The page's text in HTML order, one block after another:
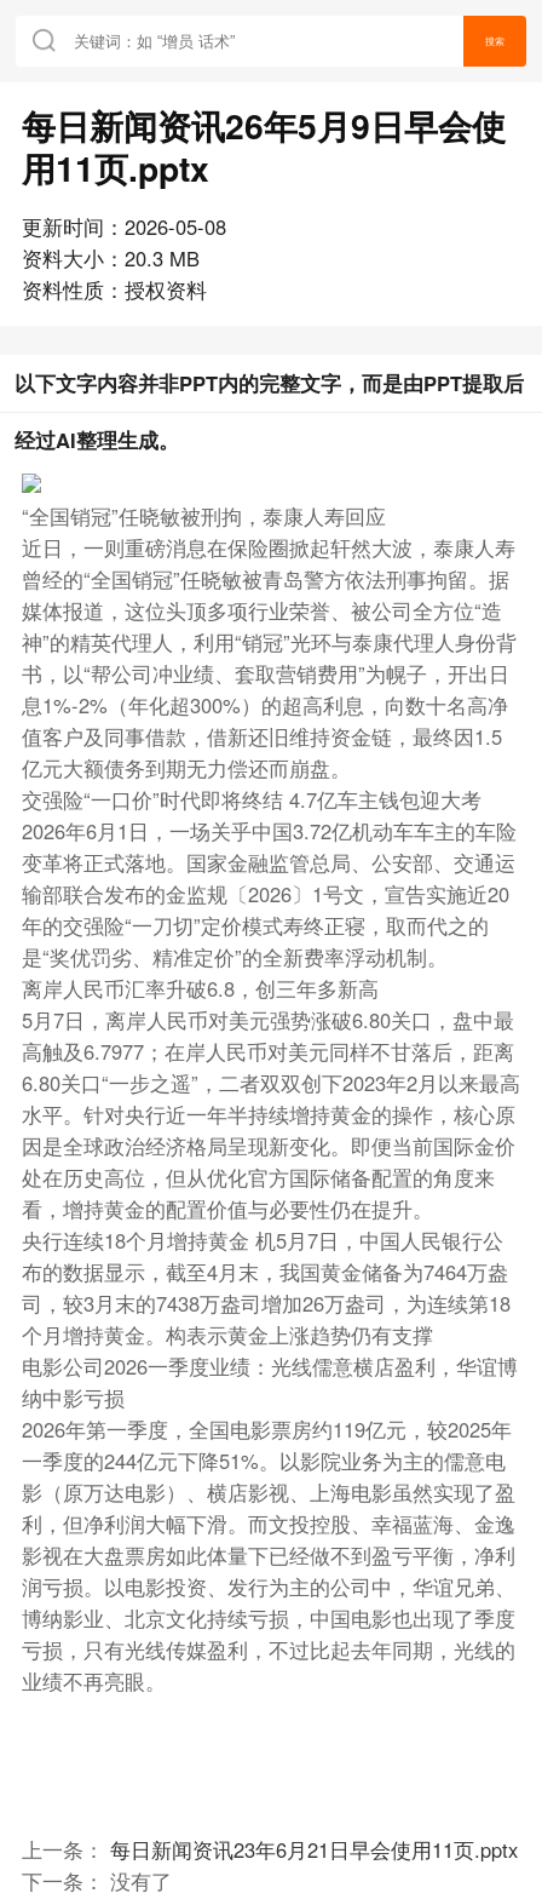
搜索
每日新闻资讯26年5月9日早会使
用11页.pptx
更新时间：2026-05-08
资料大小：20.3 MB
资料性质：授权资料
以下文字内容并非PPT内的完整文字，而是由PPT提取后
经过AI整理生成。
“全国销冠”任晓敏被刑拘，泰康人寿回应
近日，一则重磅消息在保险圈掀起轩然大波，泰康人寿
曾经的“全国销冠”任晓敏被青岛警方依法刑事拘留。据
媒体报道，这位头顶多项行业荣誉、被公司全方位“造
神”的精英代理人，利用“销冠”光环与泰康代理人身份背
书，以“帮公司冲业绩、套取营销费用”为幌子，开出日
息1%-2%（年化超300%）的超高利息，向数十名高净
值客户及同事借款，借新还旧维持资金链，最终因1.5
亿元大额债务到期无力偿还而崩盘。
交强险“一口价”时代即将终结 4.7亿车主钱包迎大考
2026年6月1日，一场关乎中国3.72亿机动车车主的车险
变革将正式落地。国家金融监管总局、公安部、交通运
输部联合发布的金监规〔2026〕1号文，宣告实施近20
年的交强险“一刀切”定价模式寿终正寝，取而代之的
是“奖优罚劣、精准定价”的全新费率浮动机制。
离岸人民币汇率升破6.8，创三年多新高
5月7日，离岸人民币对美元强势涨破6.80关口，盘中最
高触及6.7977；在岸人民币对美元同样不甘落后，距离
6.80关口“一步之遥”，二者双双创下2023年2月以来最高
水平。针对央行近一年半持续增持黄金的操作，核心原
因是全球政治经济格局呈现新变化。即便当前国际金价
处在历史高位，但从优化官方国际储备配置的角度来
看，增持黄金的配置价值与必要性仍在提升。
央行连续18个月增持黄金 机5月7日，中国人民银行公
布的数据显示，截至4月末，我国黄金储备为7464万盎
司，较3月末的7438万盎司增加26万盎司，为连续第18
个月增持黄金。构表示黄金上涨趋势仍有支撑
电影公司2026一季度业绩：光线儒意横店盈利，华谊博
纳中影亏损
2026年第一季度，全国电影票房约119亿元，较2025年
一季度的244亿元下降51%。以影院业务为主的儒意电
影（原万达电影）、横店影视、上海电影虽然实现了盈
利，但净利润大幅下滑。而文投控股、幸福蓝海、金逸
影视在大盘票房如此体量下已经做不到盈亏平衡，净利
润亏损。以电影投资、发行为主的公司中，华谊兄弟、
博纳影业、北京文化持续亏损，中国电影也出现了季度
亏损，只有光线传媒盈利，不过比起去年同期，光线的
业绩不再亮眼。
上一条： 每日新闻资讯23年6月21日早会使用11页.pptx
下一条： 没有了